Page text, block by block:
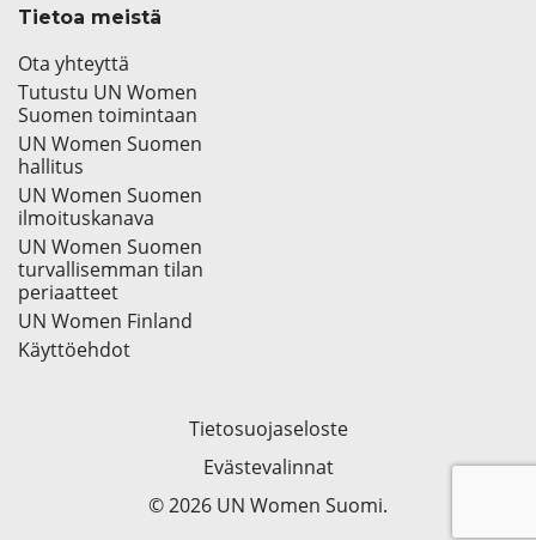
Tietoa meistä
Ota yhteyttä
Tutustu UN Women
Suomen toimintaan
UN Women Suomen
hallitus
UN Women Suomen
ilmoituskanava
UN Women Suomen
turvallisemman tilan
periaatteet
UN Women Finland
Käyttöehdot
Tietosuojaseloste
Evästevalinnat
© 2026 UN Women Suomi.